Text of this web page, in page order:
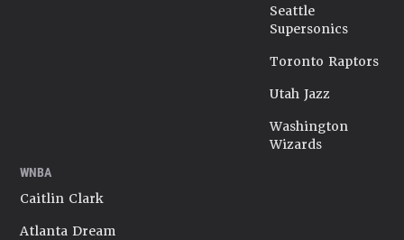
Seattle
Supersonics
Toronto Raptors
Utah Jazz
Washington
Wizards
WNBA
Caitlin Clark
Atlanta Dream